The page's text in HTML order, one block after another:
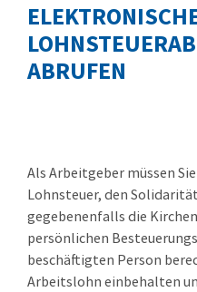
ABRUFEN
Als Arbeitgeber müssen
Lohnsteuer, den
gegebenenfalls die
persönlichen
beschäftigten Person
Arbeitslohn einbehalten